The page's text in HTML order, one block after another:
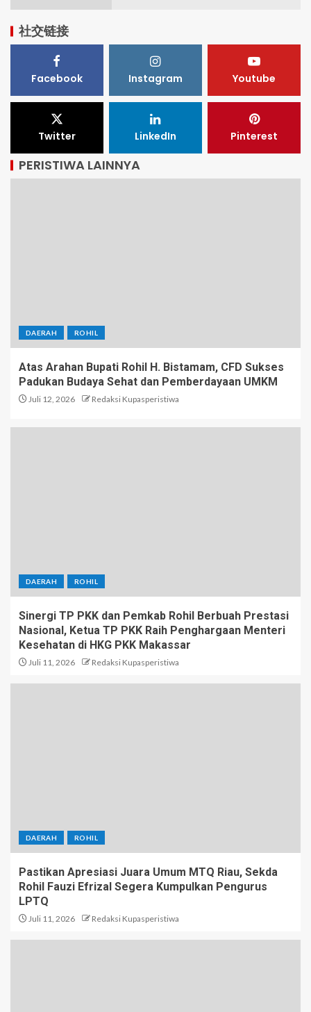
社交链接
Facebook Instagram Youtube
Twitter LinkedIn Pinterest
PERISTIWA LAINNYA
DAERAH ROHIL
Atas Arahan Bupati Rohil H. Bistamam, CFD Sukses
Padukan Budaya Sehat dan Pemberdayaan UMKM
Juli 12, 2026 Redaksi Kupasperistiwa
DAERAH ROHIL
Sinergi TP PKK dan Pemkab Rohil Berbuah Prestasi
Nasional, Ketua TP PKK Raih Penghargaan Menteri
Kesehatan di HKG PKK Makassar
Juli 11, 2026 Redaksi Kupasperistiwa
DAERAH ROHIL
Pastikan Apresiasi Juara Umum MTQ Riau, Sekda
Rohil Fauzi Efrizal Segera Kumpulkan Pengurus
LPTQ
Juli 11, 2026 Redaksi Kupasperistiwa